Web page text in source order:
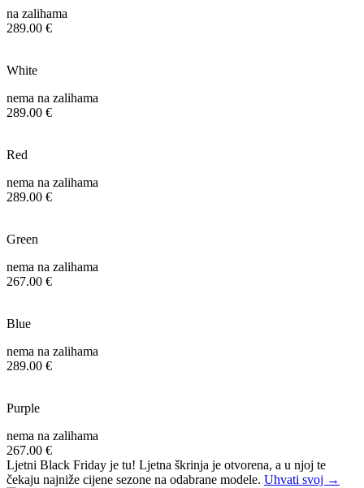
na zalihama
289.00 €
White
nema na zalihama
289.00 €
Red
nema na zalihama
289.00 €
Green
nema na zalihama
267.00 €
Blue
nema na zalihama
289.00 €
Purple
nema na zalihama
267.00 €
Ljetni Black Friday je tu! Ljetna škrinja je otvorena, a u njoj te
čekaju najniže cijene sezone na odabrane modele. Uhvati svoj →